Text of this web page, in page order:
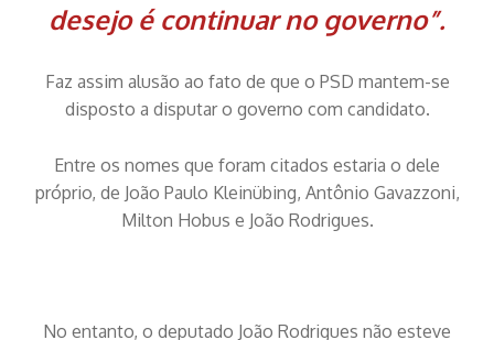
desejo é continuar no governo”.
Faz assim alusão ao fato de que o PSD mantem-se
disposto a disputar o governo com candidato.
Entre os nomes que foram citados estaria o dele
próprio, de João Paulo Kleinübing, Antônio Gavazzoni,
Milton Hobus e João Rodrigues.
No entanto, o deputado João Rodrigues não esteve